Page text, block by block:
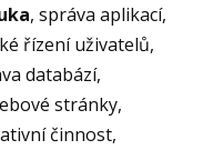
, správa aplikací,
řízení uživatelů,
databází,
stránky,
činnost,